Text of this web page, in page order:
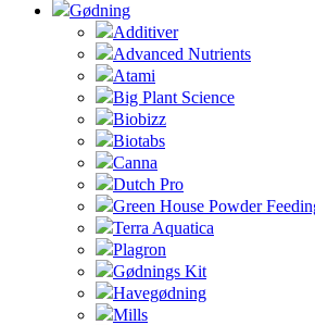
Gødning
Additiver
Advanced Nutrients
Atami
Big Plant Science
Biobizz
Biotabs
Canna
Dutch Pro
Green House Powder
Terra Aquatica
Plagron
Gødnings Kit
Havegødning
Mills